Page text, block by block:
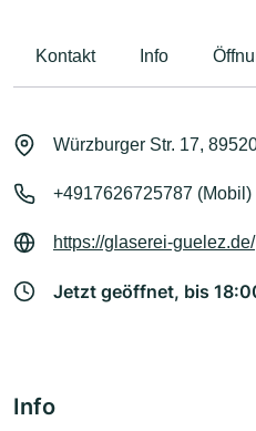
Kontakt Info
Würzburger Str. 17,
+4917626725787 (Mobil)
https://glaserei-guelez.de/
Jetzt geöffnet, bis
Info